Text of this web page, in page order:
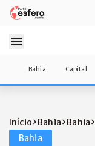
Bahia Capital
Início Bahia Bahia
Bahia